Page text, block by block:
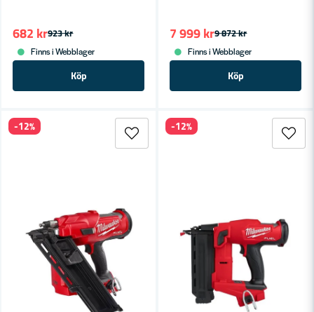
923 kr
682 kr
Finns i Webblager
Köp
9 872 kr
7 999 kr
Finns i Webblager
Köp
-12% -12%